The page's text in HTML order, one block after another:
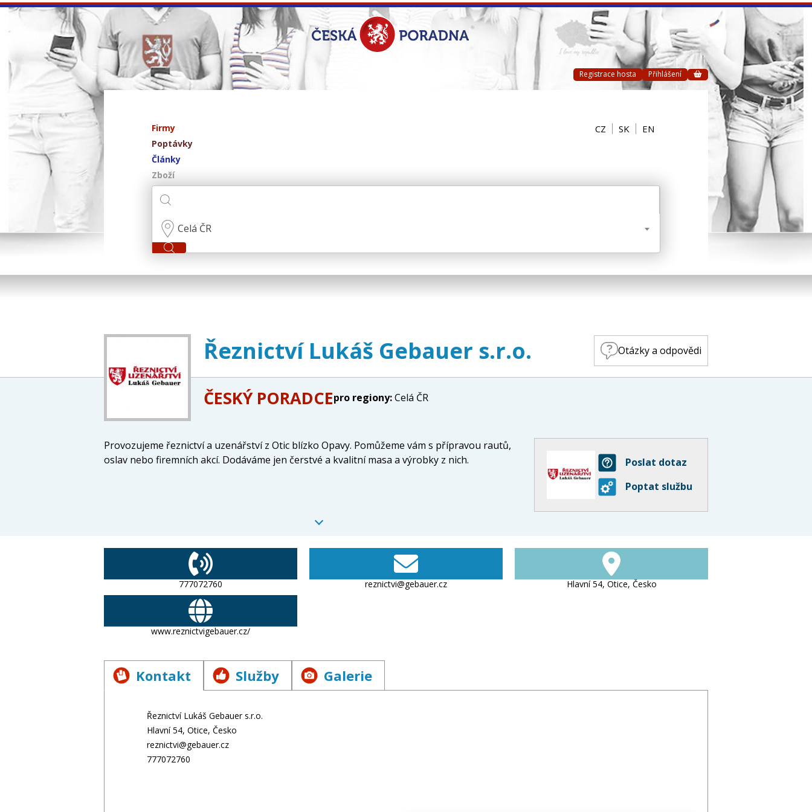
Registrace hosta Přihlášení
Firmy
Poptávky
Články
Zboží
CZ SK EN
Celá ČR
Řeznictví Lukáš Gebauer s.r.o. Otázky a odpovědi
ČESKÝ PORADCEpro regiony:Celá ČR
Provozujeme řeznictví a uzenářství z Otic blízko Opavy. Pomůžeme vám s přípravou rautů,
oslav nebo firemních akcí. Dodáváme jen čerstvé a kvalitní masa a výrobky z nich.
Poslat dotaz
Poptat službu
777072760 reznictvi@gebauer.cz Hlavní 54, Otice, Česko
www.reznictvigebauer.cz/
Kontakt Služby Galerie
Řeznictví Lukáš Gebauer s.r.o.
Hlavní 54, Otice, Česko
reznictvi@gebauer.cz
777072760